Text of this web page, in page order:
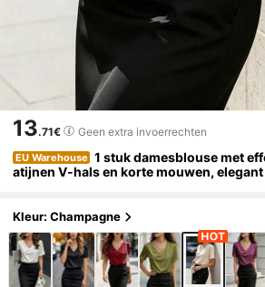
13.71€ Geen extra invoerrechten
EU Warehouse 1 stuk damesblouse met
atijnen V-hals en korte mouwen, elegant
Kleur: Champagne